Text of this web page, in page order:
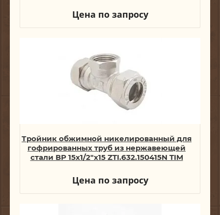
Цена по запросу
Тройник обжимной никелированный для
гофрированных труб из нержавеющей
стали ВР 15х1/2"х15 ZTI.632.150415N TIM
Цена по запросу